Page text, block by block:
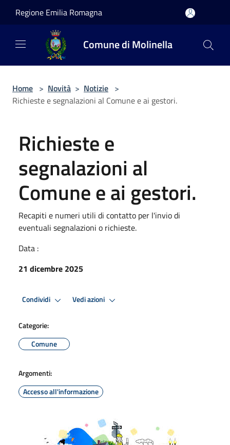
Regione Emilia Romagna
Comune di Molinella
Home > Novità > Notizie >
Richieste e segnalazioni al Comune e ai gestori.
Richieste e
segnalazioni al
Comune e ai gestori.
Recapiti e numeri utili di contatto per l'invio di
eventuali segnalazioni o richieste.
Data :
21 dicembre 2025
Condividi Vedi azioni
Categorie:
Comune
Argomenti:
Accesso all'informazione